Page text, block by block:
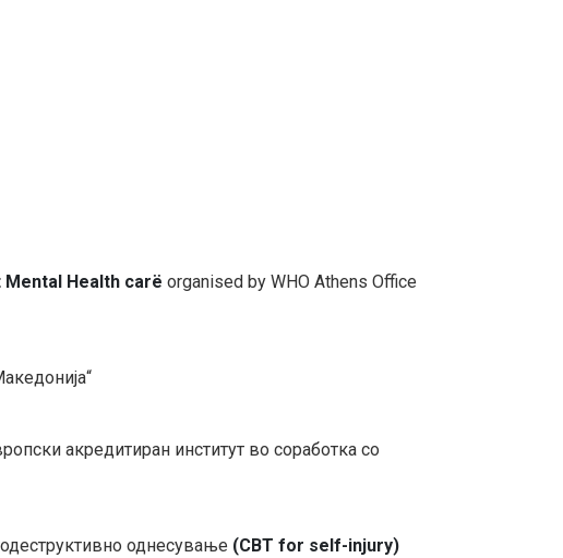
Mental Health carë organised by WHO Athens Office
акредитиран институт во соработка со
однесување (CBT for self-injury)